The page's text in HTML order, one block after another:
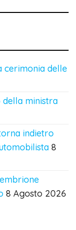
cerimonia delle
ministra
indietro
8
8 Agosto 2026